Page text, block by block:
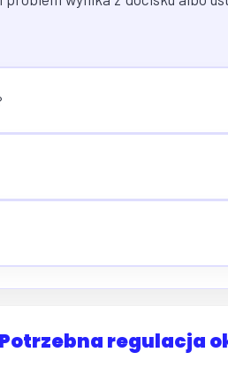
Potrzebna regulacja